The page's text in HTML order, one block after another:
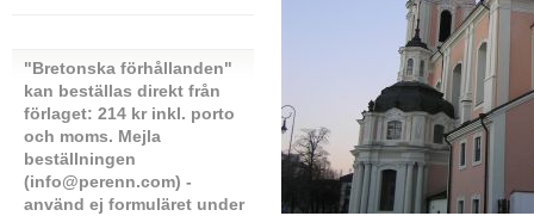
"Bretonska förhållanden"
kan beställas direkt från
förlaget: 214 kr inkl. porto
och moms. Mejla
beställningen
(info@perenn.com) -
använd ej formuläret under